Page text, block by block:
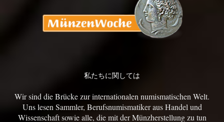
私たちに関しては
Wir sind die Brücke zur internationalen numismatischen Welt.
Uns lesen Sammler, Berufsnumismatiker aus Handel und
Wissenschaft sowie alle, die mit der Münzherstellung zu tun